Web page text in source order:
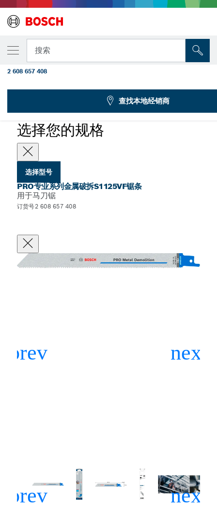
搜索
选择您的规格
选择型号
PRO专业系列金属破拆S1125VF锯条
用于马刀锯
订货号2 608 657 408
您选择的型号
PRO专业系列金属破拆S1125VF锯条，1.25 x
米，5件装
2 608 657 408
查找本地经销商